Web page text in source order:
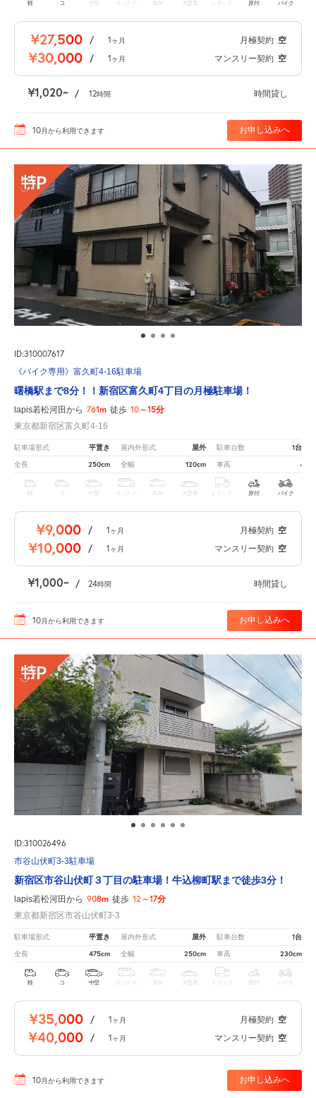
軽 コ 中型 ボックス SUV 大型車 トラック 原付 バイク
¥27,500 / 1ヶ月 月極契約 空
¥30,000 / 1ヶ月 マンスリー契約 空
¥1,020 / 12時間 時間貸し
10月から利用できます お申し込みへ
ID:310007617
《バイク専用》富久町4-16駐車場
曙橋駅まで8分！！新宿区富久町4丁目の月極駐車場！
lapis若松河田から 761m 徒歩 10～15分
東京都新宿区富久町4-16
駐車場形式 平置き 屋内外形式 屋外 駐車台数 1台
全長 250cm 全幅 120cm 車高 -
軽 中型 ボックス SUV 大型車 トラック 原付 バイク
¥9,000 / 1ヶ月 月極契約 空
¥10,000 / 1ヶ月 マンスリー契約 空
¥1,000 / 24時間 時間貸し
10月から利用できます お申し込みへ
ID:310026496
市谷山伏町3-3駐車場
新宿区市谷山伏町３丁目の駐車場！牛込柳町駅まで徒歩3分！
lapis若松河田から 908m 徒歩 12～17分
東京都新宿区市谷山伏町3-3
駐車場形式 平置き 屋内外形式 屋外 駐車台数 1台
全長 475cm 全幅 250cm 車高 230cm
軽 コ 中型 ボックス SUV 大型車 トラック 原付 バイク
¥35,000 / 1ヶ月 月極契約 空
¥40,000 / 1ヶ月 マンスリー契約 空
10月から利用できます お申し込みへ